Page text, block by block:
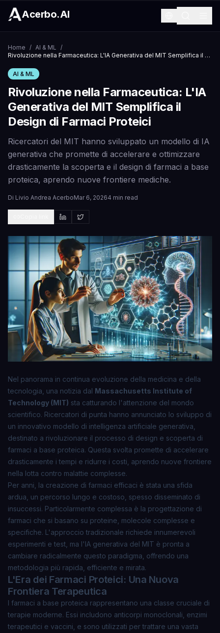
Acerbo.AI
Home / AI & ML /
Rivoluzione nella Farmaceutica: L'IA Generativa del MIT Semplifica il Design di Farmaci Proteici
AI & ML
Rivoluzione nella Farmaceutica: L'IA
Generativa del MIT Semplifica il
Design di Farmaci Proteici
Ricercatori del MIT hanno sviluppato un modello di IA
generativa che promette di accelerare e ottimizzare
drasticamente la scoperta e il design di farmaci a base
proteica, aprendo nuove frontiere mediche.
Di Livio Andrea AcerboMar 6, 20264 min read
Nel panorama in continua evoluzione della medicina e della
tecnologia, una notizia dal Massachusetts Institute of
Technology (MIT) sta catturando l'attenzione del mondo
scientifico. Ricercatori di punta hanno annunciato lo sviluppo di
un innovativo modello di intelligenza artificiale generativa
destinato a rivoluzionare il processo di design e scoperta di
farmaci a base proteica. Questa svolta promette di accelerare
drasticamente i tempi e ridurre i costi, aprendo nuove frontiere
nella lotta contro malattie complesse.
Per anni, la creazione di farmaci efficaci è stata una sfida
ardua, un percorso lungo e costoso, spesso disseminato di
insuccessi. Particolarmente complessa è la progettazione di
farmaci che si basano su proteine, molecole complesse e
specifiche. L'approccio tradizionale richiede innumerevoli
esperimenti e test, ma l'IA generativa del MIT è pronta a
cambiare radicalmente questo paradigma, offrendo una
metodologia più rapida, efficiente e mirata.
L'Era dei Farmaci Proteici: Una Nuova
Frontiera Terapeutica
I farmaci a base proteica rappresentano una classe cruciale di
terapie moderne. Essi includono anticorpi monoclonali, enzimi
terapeutici e vaccini, e sono utilizzati per trattare una vasta